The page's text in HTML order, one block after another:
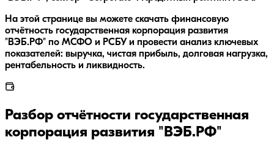
На этой странице вы можете скачать финансовую
отчётность государственная корпорация развития
"ВЭБ.РФ" по МСФО и РСБУ и провести анализ ключевых
показателей: выручка, чистая прибыль, долговая нагрузка,
рентабельность и ликвидность.
Разбор отчётности государственная
корпорация развития "ВЭБ.РФ"